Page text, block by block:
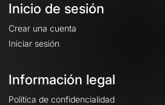
Inicio de sesión
Crear una cuenta
Iniciar sesión
Información legal
Política de confidencialidad